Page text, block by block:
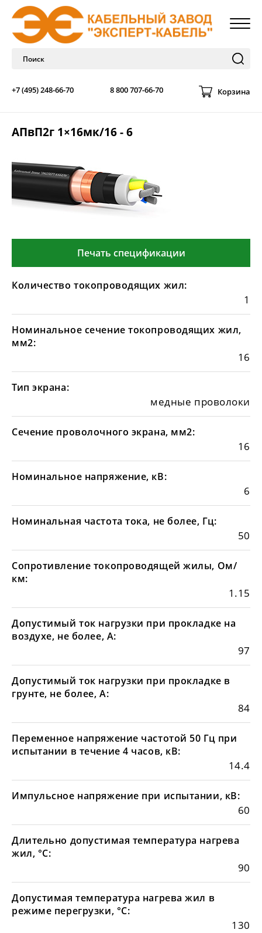
+7 (495) 248-66-70 8 800 707-66-70 Корзина
АПвП2г 1×16мк/16 - 6
Печать спецификации
Количество токопроводящих жил:
1
Номинальное сечение токопроводящих жил,
мм2:
16
Тип экрана:
медные проволоки
Сечение проволочного экрана, мм2:
16
Номинальное напряжение, кВ:
6
Номинальная частота тока, не более, Гц:
50
Сопротивление токопроводящей жилы, Ом/
км:
1.15
Допустимый ток нагрузки при прокладке на
воздухе, не более, А:
97
Допустимый ток нагрузки при прокладке в
грунте, не более, А:
84
Переменное напряжение частотой 50 Гц при
испытании в течение 4 часов, кВ:
14.4
Импульсное напряжение при испытании, кВ:
60
Длительно допустимая температура нагрева
жил, °С:
90
Допустимая температура нагрева жил в
режиме перегрузки, °С:
130